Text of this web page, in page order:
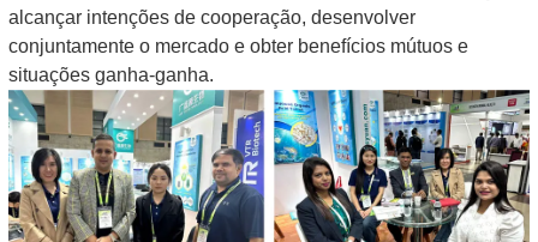
alcançar intenções de cooperação, desenvolver
conjuntamente o mercado e obter benefícios mútuos e
situações ganha-ganha.